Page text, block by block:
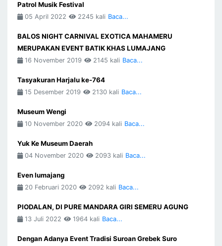
Patrol Musik Festival
05 April 2022 2245 kali Baca...
BALOS NIGHT CARNIVAL EXOTICA MAHAMERU
MERUPAKAN EVENT BATIK KHAS LUMAJANG
16 November 2019 2145 kali Baca...
Tasyakuran Harjalu ke-764
15 Desember 2019 2130 kali Baca...
Museum Wengi
10 November 2020 2094 kali Baca...
Yuk Ke Museum Daerah
04 November 2020 2093 kali Baca...
Even lumajang
20 Februari 2020 2092 kali Baca...
PIODALAN, DI PURE MANDARA GIRI SEMERU AGUNG
13 Juli 2022 1964 kali Baca...
Dengan Adanya Event Tradisi Suroan Grebek Suro